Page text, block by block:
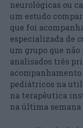
neurológicas ou
um estudo
que foi
especializada de
um grupo que
analisados três
pediátricos na
na terapêutica
na última semana